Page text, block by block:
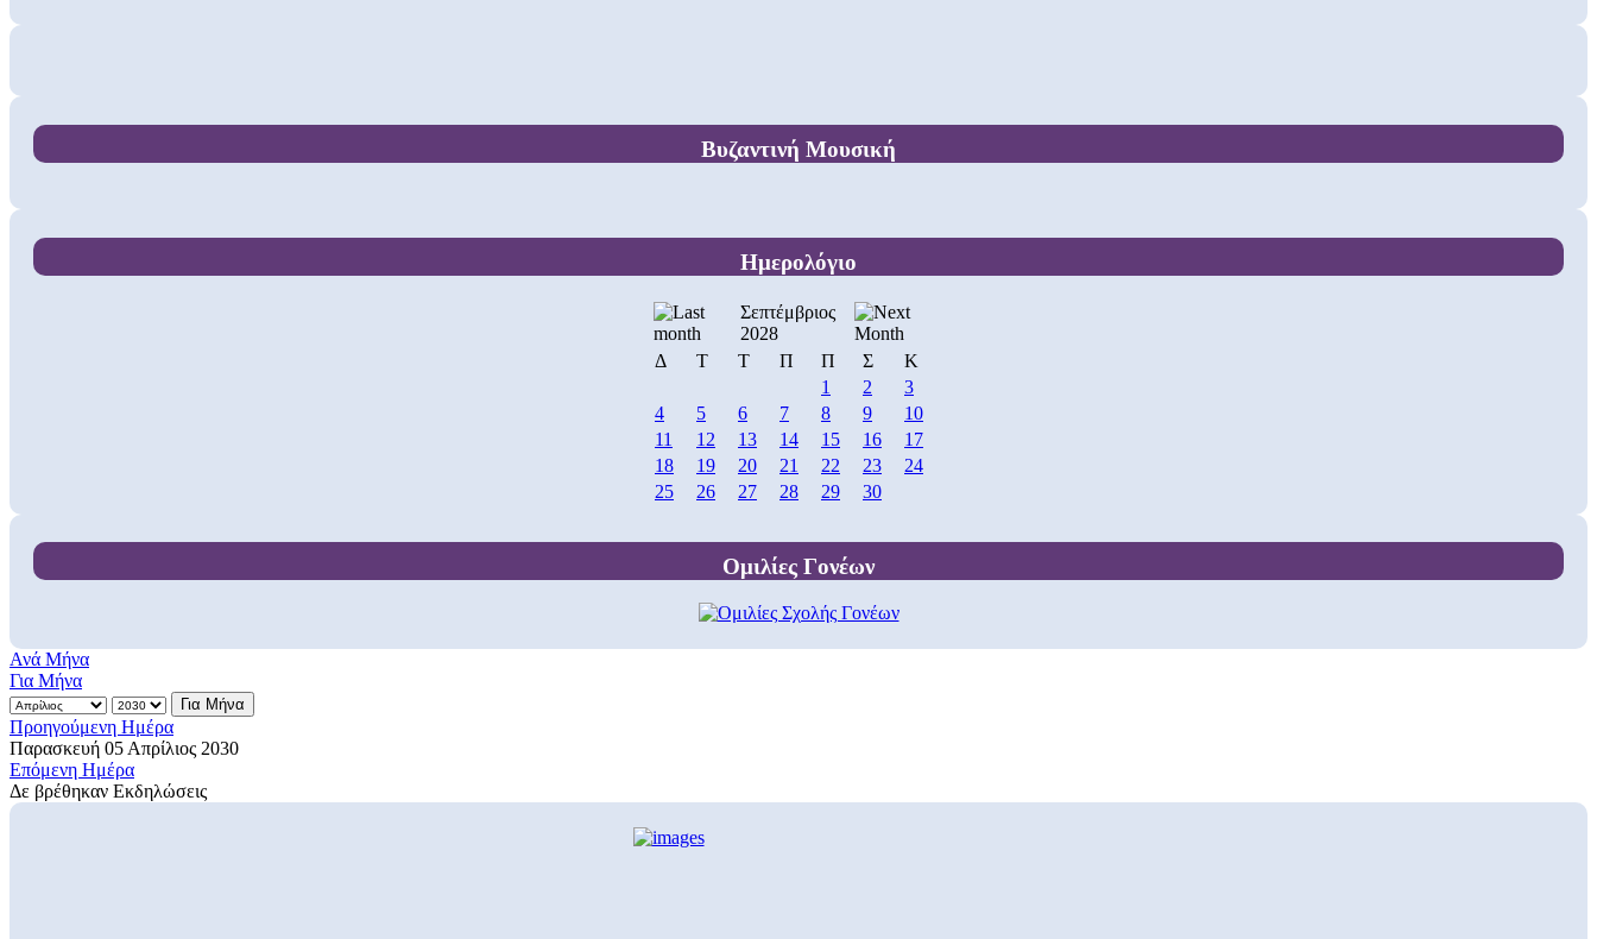
Βυζαντινή Μουσική
Ημερολόγιο
Σεπτέμβριος
2028
Δ
Τ Τ Π Π Σ
Κ
1
2
3
4
5 6 7 8 9
10
11
12 13 14 15 16
17
18
19 20 21 22 23
24
25
26 27 28 29 30
Ομιλίες Γονέων
Ανά Μήνα
Για Μήνα
Για Μήνα
Προηγούμενη Ημέρα
Παρασκευή 05 Απρίλιος 2030
Επόμενη Ημέρα
Δε βρέθηκαν Εκδηλώσεις